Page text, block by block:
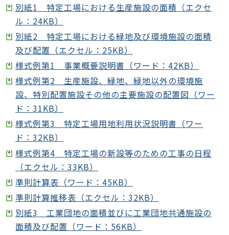
別紙1 特定工場における生産施設の面積（エクセ
ル：24KB）
別紙2 特定工場における緑地及び環境施設の面積
及び配置（エクセル：25KB）
様式例第1 事業概要説明書（ワード：42KB）
様式例第2 生産施設、緑地、緑地以外の環境施
設、特別配置施設その他の主要施設の配置図（ワー
ド：31KB）
様式例第3 特定工場用地利用状況説明書（ワー
ド：32KB）
様式例第4 特定工場の新設等のための工事の日程
（エクセル：33KB）
準則計算表（ワード：45KB）
準則計算推移表（エクセル：32KB）
別紙3 工業団地の面積並びに工業団地共通施設の
面積及び配置（ワード：56KB）